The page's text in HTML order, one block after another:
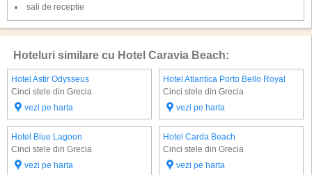
sali de receptie
Hoteluri similare cu Hotel Caravia Beach:
Hotel Astir Odysseus
Cinci stele din Grecia
vezi pe harta
Hotel Atlantica Porto Bello Royal
Cinci stele din Grecia
vezi pe harta
Hotel Blue Lagoon
Cinci stele din Grecia
vezi pe harta
Hotel Carda Beach
Cinci stele din Grecia
vezi pe harta